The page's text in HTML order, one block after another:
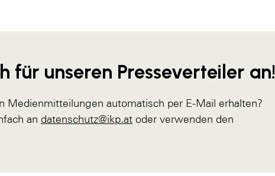
für unseren Presseverteiler an!
Medienmitteilungen automatisch per E-Mail erhalten?
an datenschutz@ikp.at oder verwenden den